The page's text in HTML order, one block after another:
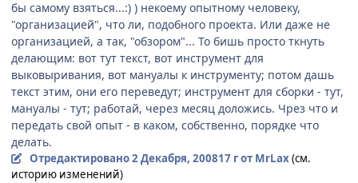
бы самому взяться...:) ) некоему опытному человеку,
"организацией", что ли, подобного проекта. Или даже не
организацией, а так, "обзором"... То бишь просто ткнуть
делающим: вот тут текст, вот инструмент для
выковыривания, вот мануалы к инструменту; потом дашь
текст этим, они его переведут; инструмент для сборки - тут,
мануалы - тут; работай, через месяц доложись. Чрез что и
передать свой опыт - в каком, собственно, порядке что
делать.
Отредактировано2 Декабря, 200817 гот MrLax(см.
историю изменений)